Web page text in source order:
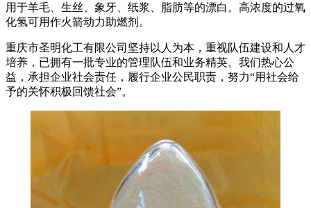
用于羊毛、生丝、象牙、纸浆、脂肪等的漂白。高浓度的过氧
化氢可用作火箭动力助燃剂。
重庆市圣明化工有限公司坚持以人为本，重视队伍建设和人才
培养，已拥有一批专业的管理队伍和业务精英。我们热心公
益，承担企业社会责任，履行企业公民职责，努力“用社会给
予的关怀积极回馈社会”。